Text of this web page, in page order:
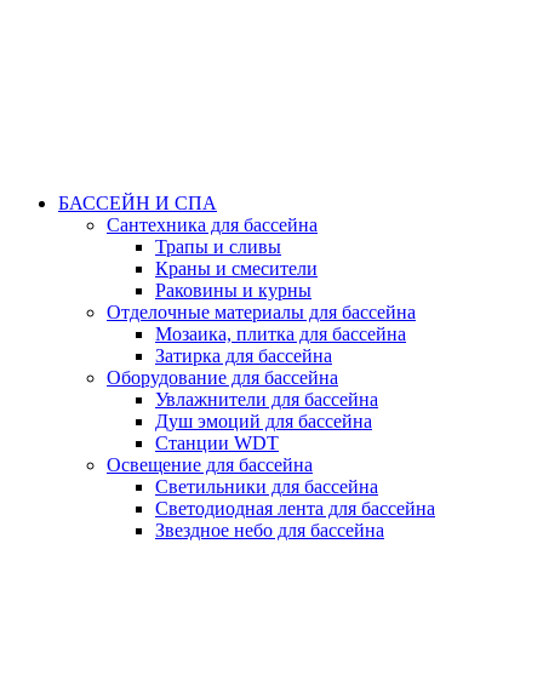
БАССЕЙН И СПА
Сантехника для бассейна
Трапы и сливы
Краны и смесители
Раковины и курны
Отделочные материалы для бассейна
Мозаика, плитка для бассейна
Затирка для бассейна
Оборудование для бассейна
Увлажнители для бассейна
Душ эмоций для бассейна
Станции WDT
Освещение для бассейна
Светильники для бассейна
Светодиодная лента для бассейна
Звездное небо для бассейна